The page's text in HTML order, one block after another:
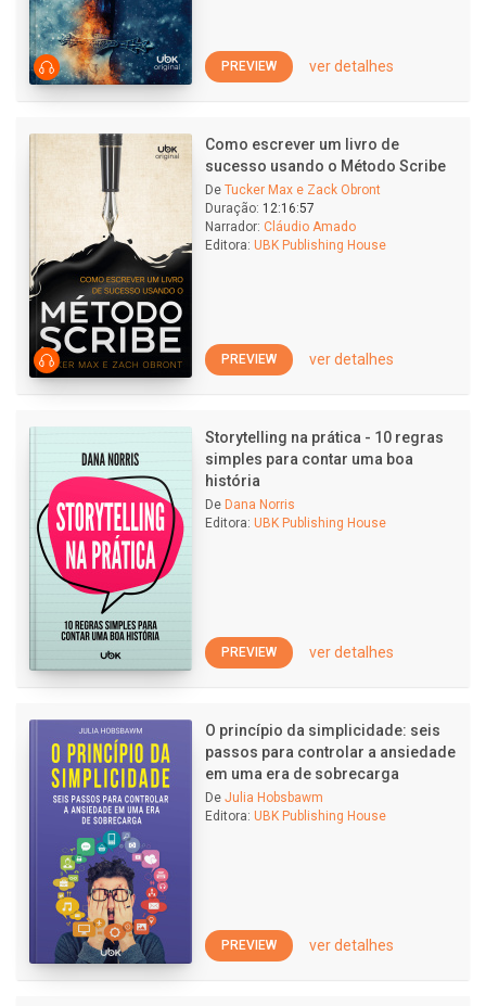
PREVIEW ver detalhes
Como escrever um livro de
sucesso usando o Método Scribe
De Tucker Max e Zack Obront
Duração: 12:16:57
Narrador: Cláudio Amado
Editora: UBK Publishing House
PREVIEW ver detalhes
Storytelling na prática - 10 regras
simples para contar uma boa
história
De Dana Norris
Editora: UBK Publishing House
PREVIEW ver detalhes
O princípio da simplicidade: seis
passos para controlar a ansiedade
em uma era de sobrecarga
De Julia Hobsbawm
Editora: UBK Publishing House
PREVIEW ver detalhes